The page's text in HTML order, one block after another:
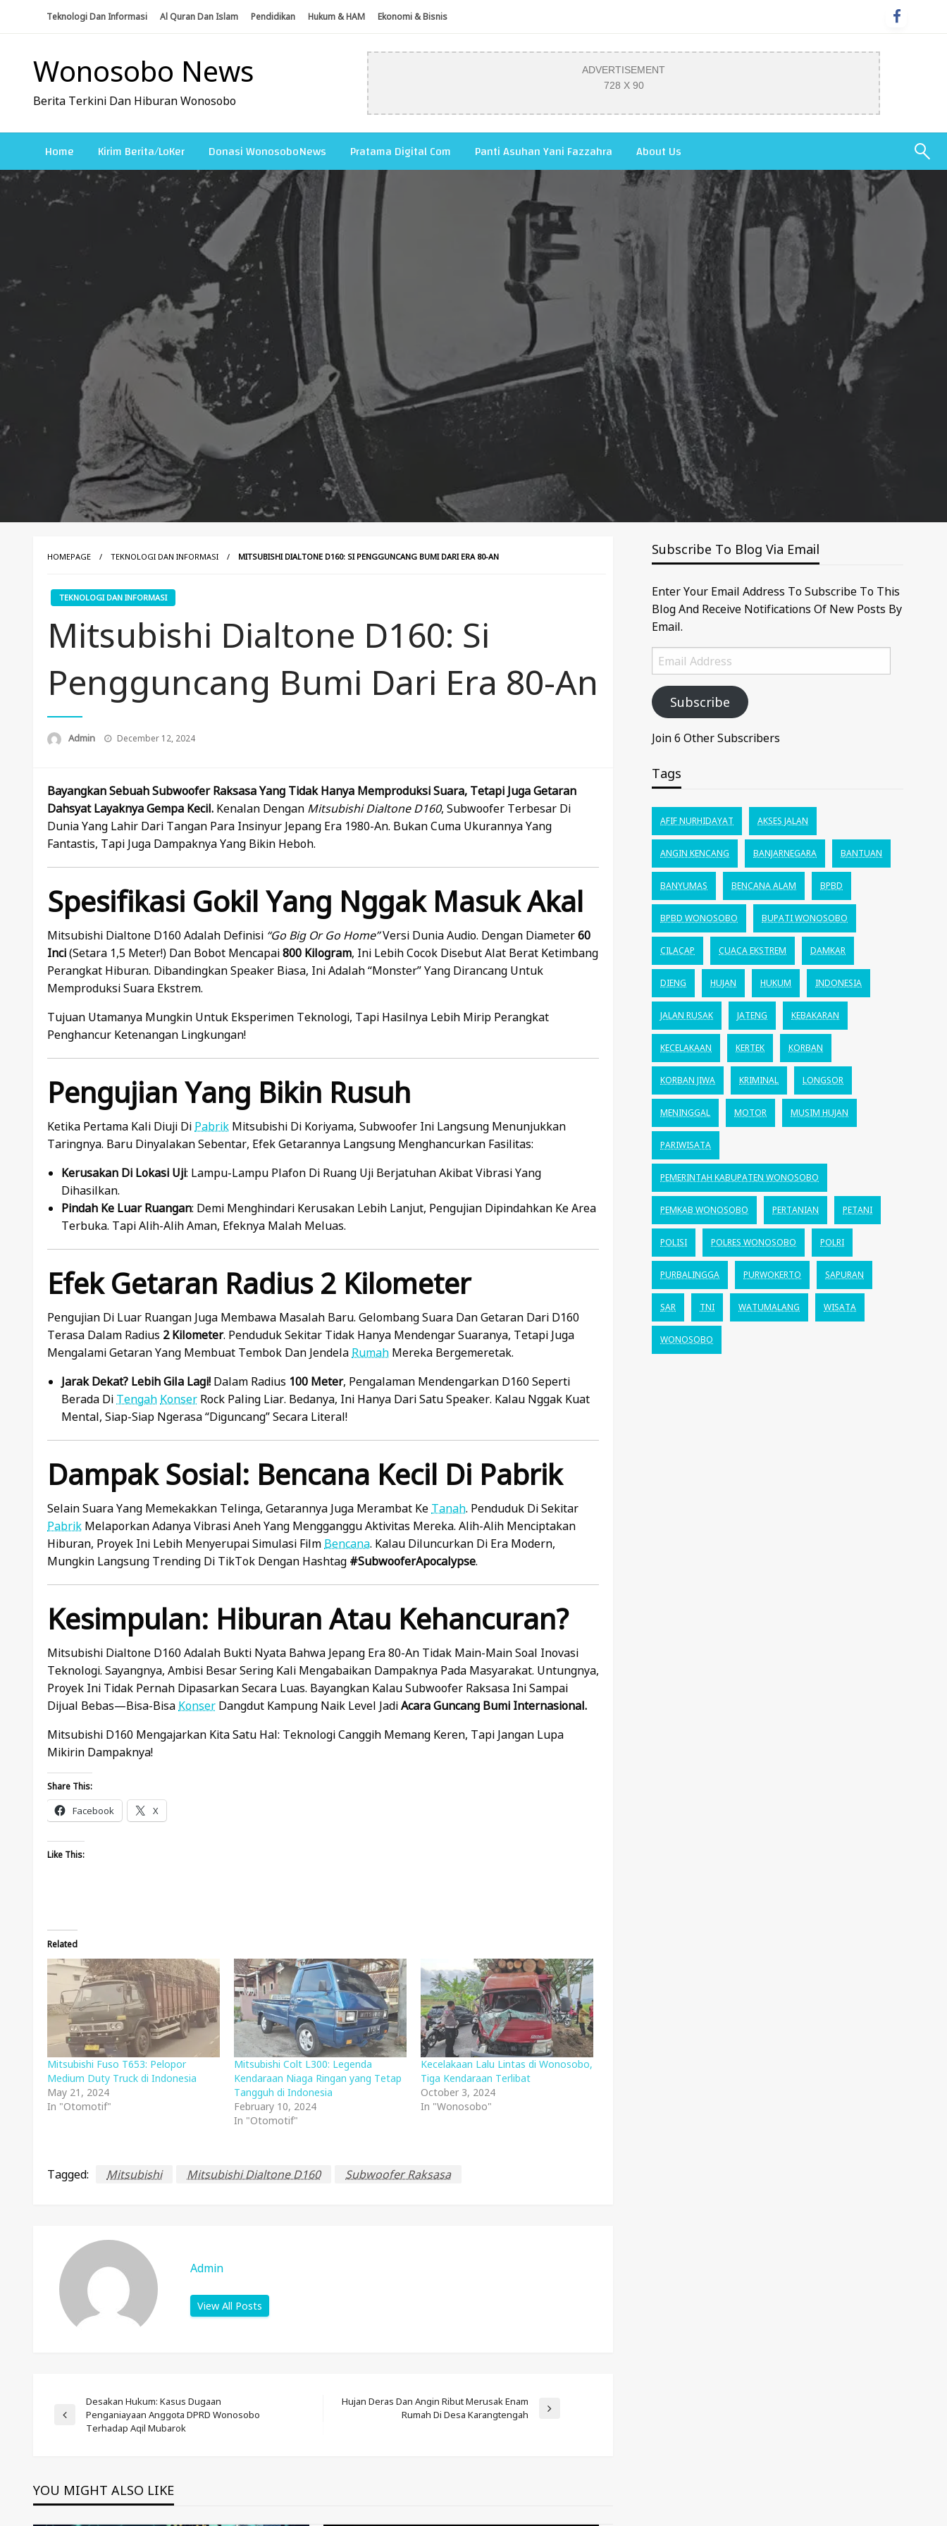
Teknologi Dan Informasi Al Quran Dan Islam Pendidikan Hukum & HAM Ekonomi & Bisnis
Wonosobo News
Berita Terkini Dan Hiburan Wonosobo
ADVERTISEMENT
728 X 90
Home Kirim Berita/LoKer Donasi WonosoboNews Pratama Digital Com Panti Asuhan Yani Fazzahra About Us
HOMEPAGE TEKNOLOGI DAN INFORMASI MITSUBISHI DIALTONE D160: SI PENGGUNCANG BUMI DARI ERA 80-AN
TEKNOLOGI DAN INFORMASI
Mitsubishi Dialtone D160: Si
Pengguncang Bumi Dari Era 80-An
Admin
Posted
December 12, 2024
Bayangkan Sebuah Subwoofer Raksasa Yang Tidak Hanya Memproduksi Suara, Tetapi Juga Getaran
Dahsyat Layaknya Gempa Kecil. Kenalan Dengan Mitsubishi Dialtone D160, Subwoofer Terbesar Di
Dunia Yang Lahir Dari Tangan Para Insinyur Jepang Era 1980-An. Bukan Cuma Ukurannya Yang
Fantastis, Tapi Juga Dampaknya Yang Bikin Heboh.
Spesifikasi Gokil Yang Nggak Masuk Akal
Mitsubishi Dialtone D160 Adalah Definisi “go Big Or Go Home”Versi Dunia Audio. Dengan Diameter60
Inci(setara 1,5 Meter!) Dan Bobot Mencapai800 Kilogram, Ini Lebih Cocok Disebut Alat Berat Ketimbang
Perangkat Hiburan. Dibandingkan Speaker Biasa, Ini Adalah “monster” Yang Dirancang Untuk
Memproduksi Suara Ekstrem.
Tujuan Utamanya Mungkin Untuk Eksperimen Teknologi, Tapi Hasilnya Lebih Mirip Perangkat
Penghancur Ketenangan Lingkungan!
Pengujian Yang Bikin Rusuh
Ketika Pertama Kali Diuji Di Pabrik Mitsubishi Di Koriyama, Subwoofer Ini Langsung Menunjukkan
Taringnya. Baru Dinyalakan Sebentar, Efek Getarannya Langsung Menghancurkan Fasilitas:
Kerusakan Di Lokasi Uji: Lampu-Lampu Plafon Di Ruang Uji Berjatuhan Akibat Vibrasi Yang
Dihasilkan.
Pindah Ke Luar Ruangan: Demi Menghindari Kerusakan Lebih Lanjut, Pengujian Dipindahkan Ke Area
Terbuka. Tapi Alih-Alih Aman, Efeknya Malah Meluas.
Efek Getaran Radius 2 Kilometer
Pengujian Di Luar Ruangan Juga Membawa Masalah Baru. Gelombang Suara Dan Getaran Dari D160
Terasa Dalam Radius 2 Kilometer. Penduduk Sekitar Tidak Hanya Mendengar Suaranya, Tetapi Juga
Mengalami Getaran Yang Membuat Tembok Dan Jendela Rumah Mereka Bergemeretak.
Jarak Dekat? Lebih Gila Lagi! Dalam Radius 100 Meter, Pengalaman Mendengarkan D160 Seperti
Berada Di Tengah Konser Rock Paling Liar. Bedanya, Ini Hanya Dari Satu Speaker. Kalau Nggak Kuat
Mental, Siap-Siap Ngerasa “diguncang” Secara Literal!
Dampak Sosial: Bencana Kecil Di Pabrik
Selain Suara Yang Memekakkan Telinga, Getarannya Juga Merambat Ke Tanah. Penduduk Di Sekitar
Pabrik Melaporkan Adanya Vibrasi Aneh Yang Mengganggu Aktivitas Mereka. Alih-Alih Menciptakan
Hiburan, Proyek Ini Lebih Menyerupai Simulasi Film Bencana. Kalau Diluncurkan Di Era Modern,
Mungkin Langsung Trending Di TikTok Dengan Hashtag #SubwooferApocalypse.
Kesimpulan: Hiburan Atau Kehancuran?
Mitsubishi Dialtone D160 Adalah Bukti Nyata Bahwa Jepang Era 80-An Tidak Main-Main Soal Inovasi
Teknologi. Sayangnya, Ambisi Besar Sering Kali Mengabaikan Dampaknya Pada Masyarakat. Untungnya,
Proyek Ini Tidak Pernah Dipasarkan Secara Luas. Bayangkan Kalau Subwoofer Raksasa Ini Sampai
Dijual Bebas—Bisa-Bisa Konser Dangdut Kampung Naik Level JadiAcara Guncang Bumi Internasional.
Mitsubishi D160 Mengajarkan Kita Satu Hal: Teknologi Canggih Memang Keren, Tapi Jangan Lupa
Mikirin Dampaknya!
Share This:
Facebook X
Like This:
Related
Mitsubishi Fuso T653: Pelopor
Medium Duty Truck di Indonesia
May 21, 2024
In "Otomotif"
Mitsubishi Colt L300: Legenda
Kendaraan Niaga Ringan yang Tetap
Tangguh di Indonesia
February 10, 2024
In "Otomotif"
Kecelakaan Lalu Lintas di Wonosobo,
Tiga Kendaraan Terlibat
October 3, 2024
In "Wonosobo"
Tagged: Mitsubishi Mitsubishi Dialtone D160 Subwoofer Raksasa
Admin
View All Posts
Post
Previous
Desakan Hukum: Kasus Dugaan
Penganiayaan Anggota DPRD Wonosobo
Terhadap Aqil Mubarok
Hujan Deras Dan Angin Ribut Merusak Enam
Rumah Di Desa Karangtengah
YOU MIGHT ALSO LIKE
Subscribe To Blog Via Email
Enter Your Email Address To Subscribe To This
Blog And Receive Notifications Of New Posts By
Email.
Email
Address
Subscribe
Join 6 Other Subscribers
Tags
AFIF NURHIDAYAT AKSES JALAN
ANGIN KENCANG BANJARNEGARA BANTUAN
BANYUMAS BENCANA ALAM BPBD
BPBD WONOSOBO BUPATI WONOSOBO
CILACAP CUACA EKSTREM DAMKAR
DIENG HUJAN HUKUM INDONESIA
JALAN RUSAK JATENG KEBAKARAN
KECELAKAAN KERTEK KORBAN
KORBAN JIWA KRIMINAL LONGSOR
MENINGGAL MOTOR MUSIM HUJAN
PARIWISATA
PEMERINTAH KABUPATEN WONOSOBO
PEMKAB WONOSOBO PERTANIAN PETANI
POLISI POLRES WONOSOBO POLRI
PURBALINGGA PURWOKERTO SAPURAN
SAR TNI WATUMALANG WISATA
WONOSOBO